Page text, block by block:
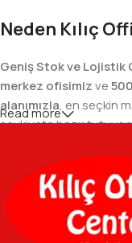
Neden Kılıç
Geniş Stok ve Lojistik
merkez ofisimizve
alanımızla, en seçkin
sevkiyata hazır
Geniş Ürün Yelpazesi:
ofis gereçlerine kadar,
şeyi tek bir çatı
sağlıyoruz.
Read more